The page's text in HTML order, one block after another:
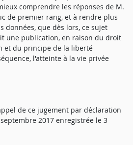
comprendre les réponses de M.
de premier rang, et à rendre plus
données, que dès lors, ce sujet
une publication, en raison du droit
et du principe de la liberté
l'atteinte à la vie privée
de ce jugement par déclaration
2017 enregistrée le 3